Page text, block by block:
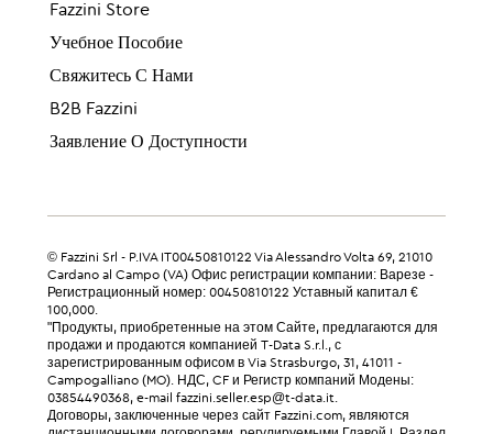
Fazzini Store
Учебное Пособие
Свяжитесь С Нами
B2B Fazzini
Заявление О Доступности
© Fazzini Srl - P.IVA IT00450810122 Via Alessandro Volta 69, 21010
Cardano al Campo (VA) Офис регистрации компании: Варезе -
Регистрационный номер: 00450810122 Уставный капитал €
100,000.
"Продукты, приобретенные на этом Сайте, предлагаются для
продажи и продаются компанией T-Data S.r.l., с
зарегистрированным офисом в Via Strasburgo, 31, 41011 -
Campogalliano (MO). НДС, CF и Регистр компаний Модены:
03854490368, e-mail fazzini.seller.esp@t-data.it.
Договоры, заключенные через сайт Fazzini.com, являются